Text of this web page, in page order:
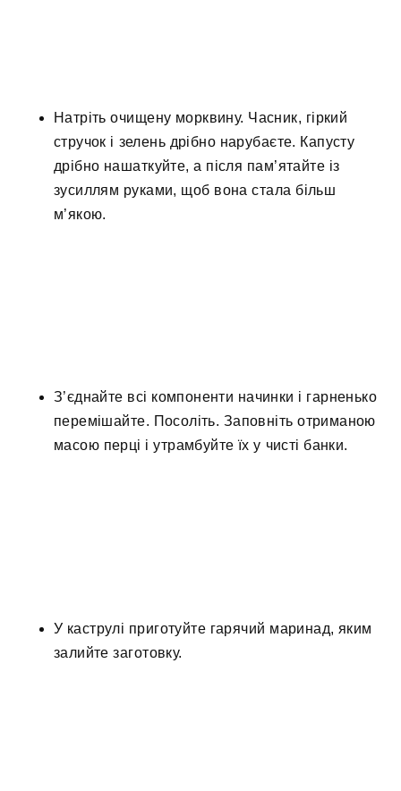
Натріть очищену морквину. Часник, гіркий
стручок і зелень дрібно нарубаєте. Капусту
дрібно нашаткуйте, а після пам’ятайте із
зусиллям руками, щоб вона стала більш
м’якою.
З’єднайте всі компоненти начинки і гарненько
перемішайте. Посоліть. Заповніть отриманою
масою перці і утрамбуйте їх у чисті банки.
У каструлі приготуйте гарячий маринад, яким
залийте заготовку.